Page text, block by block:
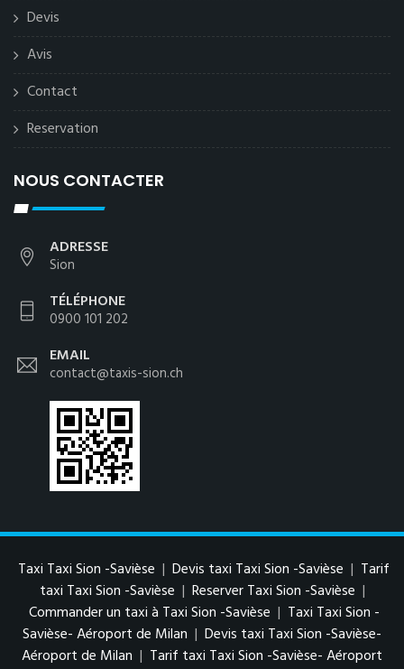
Devis
Avis
Contact
Reservation
NOUS CONTACTER
ADRESSE
Sion
TÉLÉPHONE
0900 101 202
EMAIL
contact@taxis-sion.ch
Taxi Taxi Sion -Savièse | Devis taxi Taxi Sion -Savièse | Tarif
taxi Taxi Sion -Savièse | Reserver Taxi Sion -Savièse |
Commander un taxi à Taxi Sion -Savièse | Taxi Taxi Sion -
Savièse- Aéroport de Milan | Devis taxi Taxi Sion -Savièse-
Aéroport de Milan | Tarif taxi Taxi Sion -Savièse- Aéroport